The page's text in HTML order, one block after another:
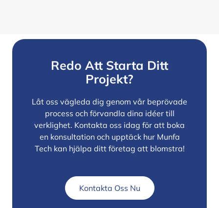
Redo Att Starta Ditt
Projekt?
Låt oss vägleda dig genom vår beprövade
process och förvandla dina idéer till
verklighet. Kontakta oss idag för att boka
en konsultation och upptäck hur Munfa
Tech kan hjälpa ditt företag att blomstra!
Kontakta Oss Nu